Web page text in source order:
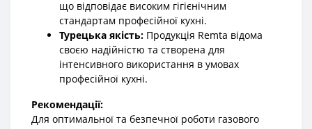
що відповідає високим гігієнічним
стандартам професійної кухні.
Турецька якість: Продукція Remta відома
своєю надійністю та створена для
інтенсивного використання в умовах
професійної кухні.
Рекомендації:
Для оптимальної та безпечної роботи газового